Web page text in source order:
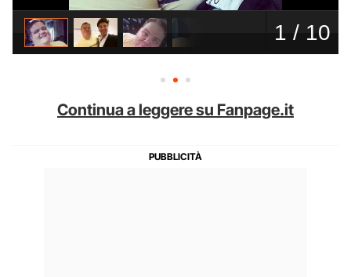
Continua a leggere su Fanpage.it